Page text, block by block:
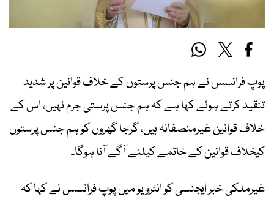
پوپ فرانسس نے ہم جنس پرستوں کے خلاف قوانین پر شدید
تنقید کرتے ہوئے کہا ہے کہ ہم جنس پرستی جرم نہیں، اس کے
خلاف قوانین غیرمنصفانہ ہیں، گرجا گھروں کو ہم جنس پرستوں
کیخلاف قوانین کے خاتمے کیلئے آگے آنا ہوگا۔
غیرملکی خبر ایجنسی کو انٹرویو میں پوپ فرانسس نے کہا کہ